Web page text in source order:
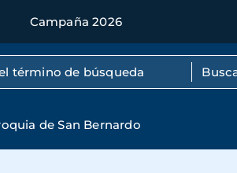
Campaña 2026
por texto completo
de San Bernardo